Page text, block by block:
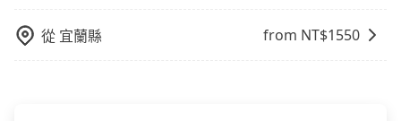
從 宜蘭縣 from NT$1550